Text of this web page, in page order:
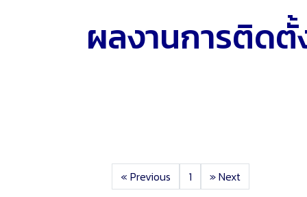
ผลงานการติดตั้
« Previous 1 »Next